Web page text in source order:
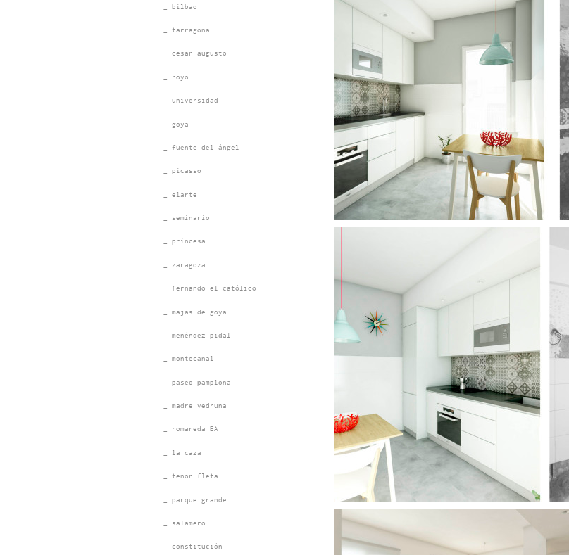
_ bilbao
_ tarragona
_ cesar augusto
_ royo
_ universidad
_ goya
_ fuente del ángel
_ picasso
_ elarte
_ seminario
_ princesa
_ zaragoza
_ fernando el católico
_ majas de goya
_ menéndez pidal
_ montecanal
_ paseo pamplona
_ madre vedruna
_ romareda EA
_ la caza
_ tenor fleta
_ parque grande
_ salamero
_ constitución